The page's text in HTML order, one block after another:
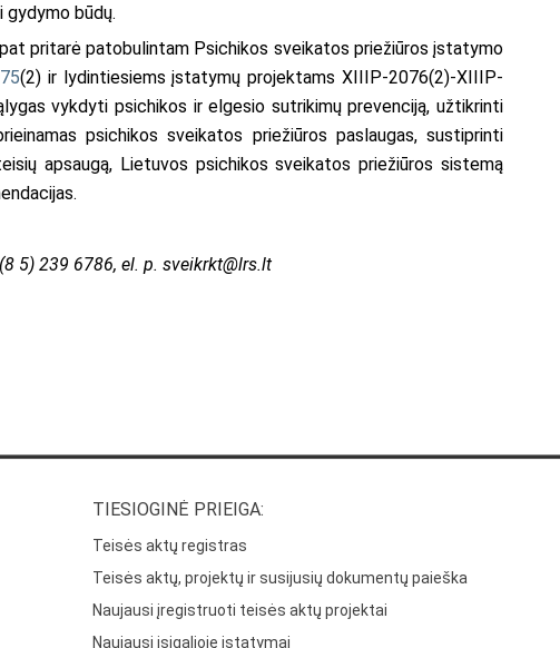
gydymo būdų.
pritarė patobulintam Psichikos sveikatos priežiūros įstatymo
(2) ir lydintiesiems įstatymų projektams XIIIP-2076(2)-XIIIP-
vykdyti psichikos ir elgesio sutrikimų prevenciją, užtikrinti
psichikos sveikatos priežiūros paslaugas, sustiprinti
apsaugą, Lietuvos psichikos sveikatos priežiūros sistemą
5) 239 6786, el. p. sveikrkt@lrs.lt
TIESIOGINĖ PRIEIGA:
Teisės aktų registras
Teisės aktų, projektų ir susijusių dokumentų paieška
Naujausi įregistruoti teisės aktų projektai
Naujausi įsigalioję įstatymai